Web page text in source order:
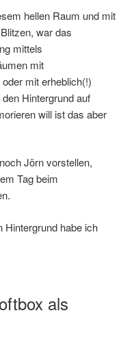
hellen Raum und mit
war das
mittels
mit
mit erheblich(!)
Hintergrund auf
will ist das aber
Jörn vorstellen,
Tag beim
Hintergrund habe ich
als